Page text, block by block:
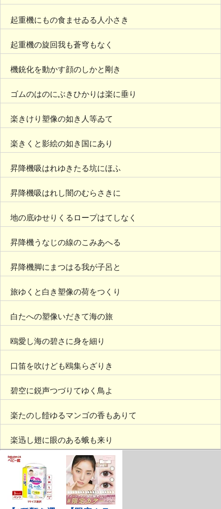
起重機にもの食ませゐる人小さき
起重機の旋回我も蒼穹もなく
機銃化を動かす顔のしかと剛き
ゴムのはのにぶきひかりは楽に垂り
楽きけり塑像の如き人等ゐて
楽きくと影絵の如き国にあり
昇降機吸はれゆきたる坑にほふ
昇降機吸はれし闇のむらさきに
地の底ゆせりくるロープはてしなく
昇降機うなじの線のこみあへる
昇降機脚にまつはる我が子呂と
旅ゆくと白き塑像の荷をつくり
白たへの塑像いだきて海の旅
鴎愛し海の碧さに身を細り
口笛を吹けども鴎集らざりき
碧空に鋭声つづりてゆく鳥よ
楽たのし饐ゆるマンゴの香もありて
楽迅し翅に眼のある蛾も来り